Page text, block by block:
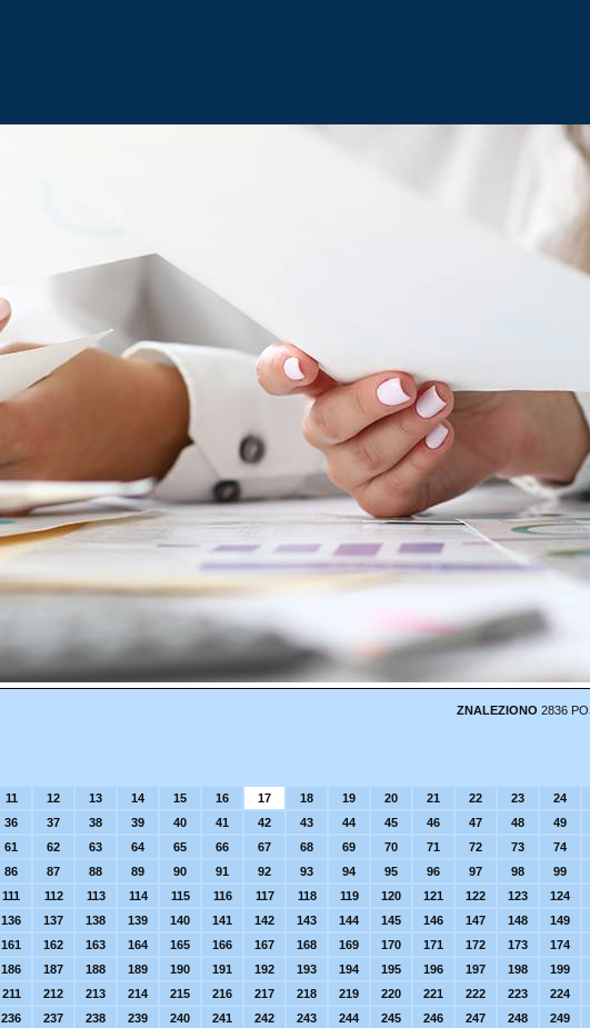
ZNALEZIONO 2836
11 12 13 14 15 16 17 18 19 20 21 22 23 24
36 37 38 39 40 41 42 43 44 45 46 47 48 49
61 62 63 64 65 66 67 68 69 70 71 72 73 74
86 87 88 89 90 91 92 93 94 95 96 97 98 99
111 112 113 114 115 116 117 118 119 120 121 122 123 124
136 137 138 139 140 141 142 143 144 145 146 147 148 149
161 162 163 164 165 166 167 168 169 170 171 172 173 174
186 187 188 189 190 191 192 193 194 195 196 197 198 199
211 212 213 214 215 216 217 218 219 220 221 222 223 224
236 237 238 239 240 241 242 243 244 245 246 247 248 249